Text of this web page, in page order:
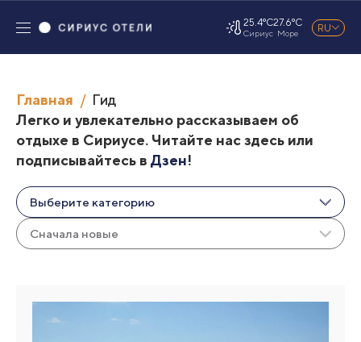
25.4°C
Сириус
27.6°C
Море RU
Главная
Гид
Легко и увлекательно рассказываем об
отдыхе в Сириусе. Читайте нас здесь или
подписывайтесь в Дзен!
Выберите категорию
Сначала новые